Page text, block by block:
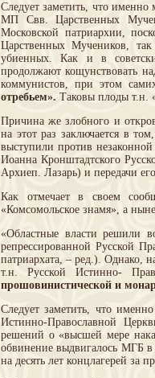
Следует заметить, что
МП Свв. Царственных
Московской патриархии,
Царственных Мучеников,
убиенных. Как и в
продолжают кощунствовать
коммунистов, при этом
отребьем». Таковы плоды т.н.
Причина же злобного и
на этот раз заключается в
выступили против
Иоанна Кронштадтского
Архиеп. Лазарь) и передачи
Как отмечает в своем
«Комсомольское знамя», а
«Областные власти решили
репрессированной Русской
патриархата, – ред.). Однако,
т.н. Русской Истинно-
прошовинистической и
Следует заметить, что
Истинно-Православной
решений о «высшей мере
обвинение выдвигалось МГБ в
на десять лет концлагерей